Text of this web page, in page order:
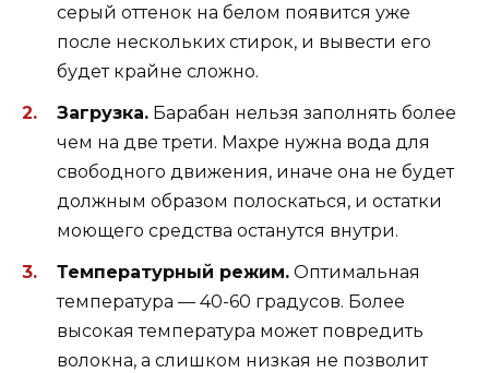
серый оттенок на белом появится уже
после нескольких стирок, и вывести его
будет крайне сложно.
Загрузка. Барабан нельзя заполнять более
чем на две трети. Махре нужна вода для
свободного движения, иначе она не будет
должным образом полоскаться, и остатки
моющего средства останутся внутри.
Температурный режим. Оптимальная
температура — 40-60 градусов. Более
высокая температура может повредить
волокна, а слишком низкая не позволит